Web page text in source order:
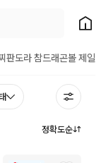
홈으
판도라 참드래곤볼 제일
정확도순